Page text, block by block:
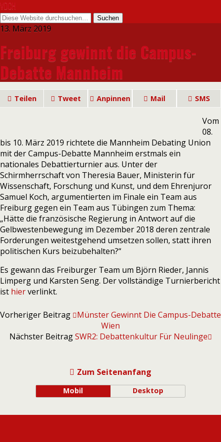
VDCH
13. März 2019
Freiburg gewinnt die Campus-
Debatte Mannheim
Teilen Tweet Anpinnen Mail SMS
Vom
08.
bis 10. März 2019 richtete die Mannheim Debating Union
mit der Campus-Debatte Mannheim erstmals ein
nationales Debattierturnier aus. Unter der
Schirmherrschaft von Theresia Bauer, Ministerin für
Wissenschaft, Forschung und Kunst, und dem Ehrenjuror
Samuel Koch, argumentierten im Finale ein Team aus
Freiburg gegen ein Team aus Tübingen zum Thema:
„Hätte die französische Regierung in Antwort auf die
Gelbwestenbewegung im Dezember 2018 deren zentrale
Forderungen weitestgehend umsetzen sollen, statt ihren
politischen Kurs beizubehalten?“
Es gewann das Freiburger Team um Björn Rieder, Jannis
Limperg und Karsten Seng. Der vollständige Turnierbericht
ist hierverlinkt.
Vorheriger Beitrag
Münster Gewinnt Die Campus-Debatte
Wien
Nächster BeitragSWR2: Debattenkultur Für Neulinge
Zum Seitenanfang
Mobil Desktop